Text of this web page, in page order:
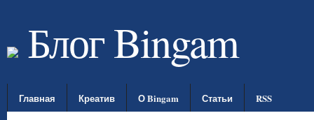
Блог Bingam
Главная Креатив О Bingam Статьи RSS